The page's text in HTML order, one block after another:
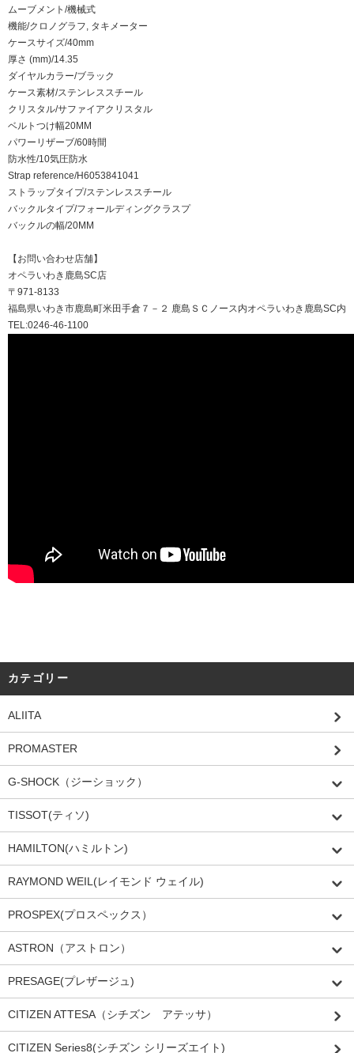
ムーブメント/機械式
機能/クロノグラフ, タキメーター
ケースサイズ/40mm
厚さ (mm)/14.35
ダイヤルカラー/ブラック
ケース素材/ステンレススチール
クリスタル/サファイアクリスタル
ベルトつけ幅20MM
パワーリザーブ/60時間
防水性/10気圧防水
Strap reference/H6053841041
ストラップタイプ/ステンレススチール
バックルタイプ/フォールディングクラスプ
バックルの幅/20MM
【お問い合わせ店舗】
オペラいわき鹿島SC店
〒971-8133
福島県いわき市鹿島町米田手倉７－２ 鹿島ＳＣノース内オペラいわき鹿島SC内
TEL:0246-46-1100
カテゴリー
ALIITA
PROMASTER
G-SHOCK（ジーショック）
TISSOT(ティソ)
HAMILTON(ハミルトン)
RAYMOND WEIL(レイモンド ウェイル)
PROSPEX(プロスペックス）
ASTRON（アストロン）
PRESAGE(プレザージュ)
CITIZEN ATTESA（シチズン アテッサ）
CITIZEN Series8(シチズン シリーズエイト)